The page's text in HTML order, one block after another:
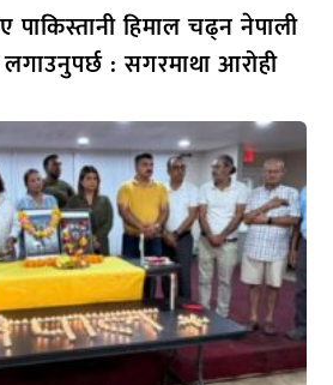
पाकिस्तानी हिमाल चढ्न नेपाली
लगाउनुपर्छ : सगरमाथा आरोही